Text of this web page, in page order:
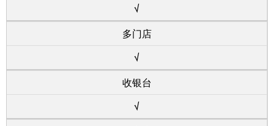
√
多门店
√
收银台
√